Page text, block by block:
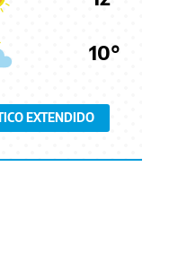
10°
EXTENDIDO